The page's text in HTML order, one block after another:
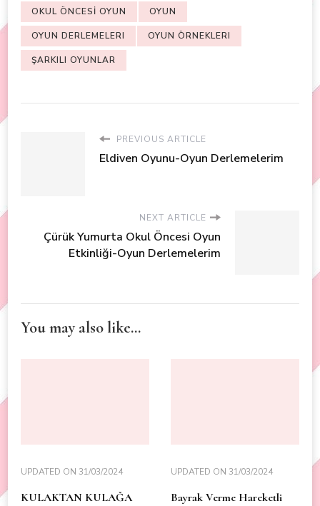
OKUL ÖNCESİ OYUN OYUN
OYUN DERLEMELERI OYUN ÖRNEKLERI
ŞARKILI OYUNLAR
PREVIOUS ARTICLE
Eldiven Oyunu-Oyun Derlemelerim
NEXT ARTICLE
Çürük Yumurta Okul Öncesi Oyun
Etkinliği-Oyun Derlemelerim
You may also like...
UPDATED ON 31/03/2024
KULAKTAN KULAĞA
UPDATED ON 31/03/2024
Bayrak Verme Hareketli